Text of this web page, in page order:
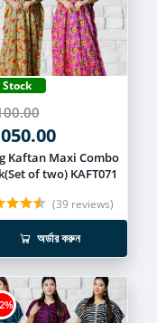
Stock
Kaftan Maxi Combo
of two) KAFT071
(39 reviews)
অর্ডার করুন